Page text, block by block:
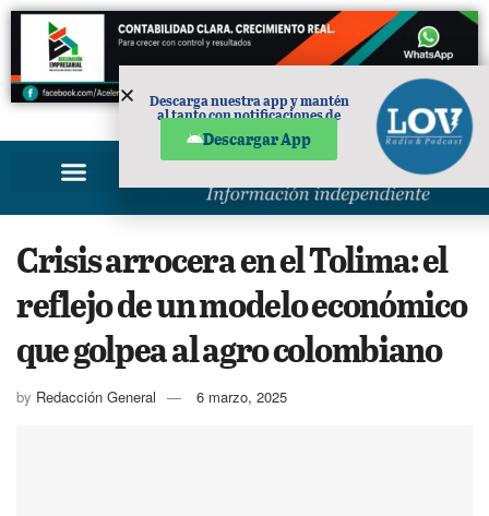
PUBLICIDAD
Crisis arrocera en el Tolima: el
reflejo de un modelo económico
que golpea al agro colombiano
by Redacción General 6 marzo, 2025
Descarga nuestra app y mantén
al tanto con notificaciones de
Descargar App